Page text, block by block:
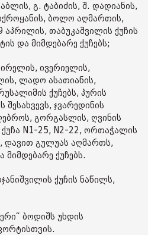
გ. ტაბიძის, შ. დადიანის,
ბოლო აღმართის,
აპრილის, თაბუკაშვილის ქუჩის
და მიმდებარე ქუჩებს;
ივერიელის,
ლადო ასათიანის,
ქუჩებს, პურის
შესახვევს, ჯვარედინის
გორგასლის, ღვინის
N1-25, N2-22, ორთაჭალის
დავით გულუას აღმართს,
მიმდებარე ქუჩებს.
ქუჩის ნაწილს,
ბოდიშს უხდის